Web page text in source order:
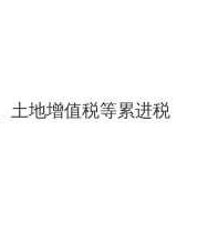
土地增值税等累进税